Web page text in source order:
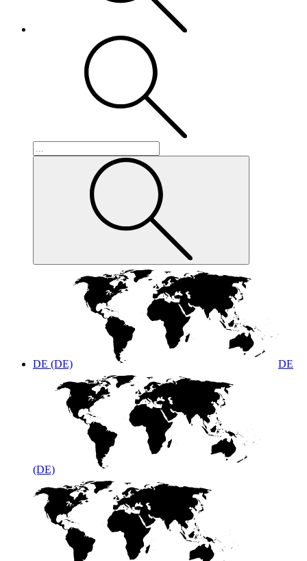
DE (DE) DE
(DE)